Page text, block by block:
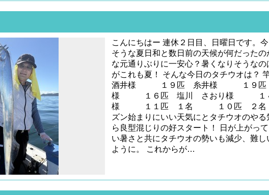
こんにちはー 連休２日目、日曜日です。
そうな夏日和と数日前の天候が何だったの
な元通りぶりに一安心？暑くなりそうなの
がこれも夏！ そんな今日のタチウオは
酒井様 １９匹 糸井様 １９匹
様 １６匹 塩川 さおり様 １
様 １１匹 １名 １０匹 ２名 タ
ズン始まりにいい天気にとタチウオのや
ら良型混じりの好スタート！ 日が上がっ
い暑さと共にタチウオの勢いも減少、難し
ように。 これからが…